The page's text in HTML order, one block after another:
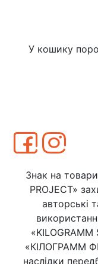
У кошику
Знак на
PROJECT»
авторські
«KILOGRAMM
«КІЛОГРАММ
наслідки